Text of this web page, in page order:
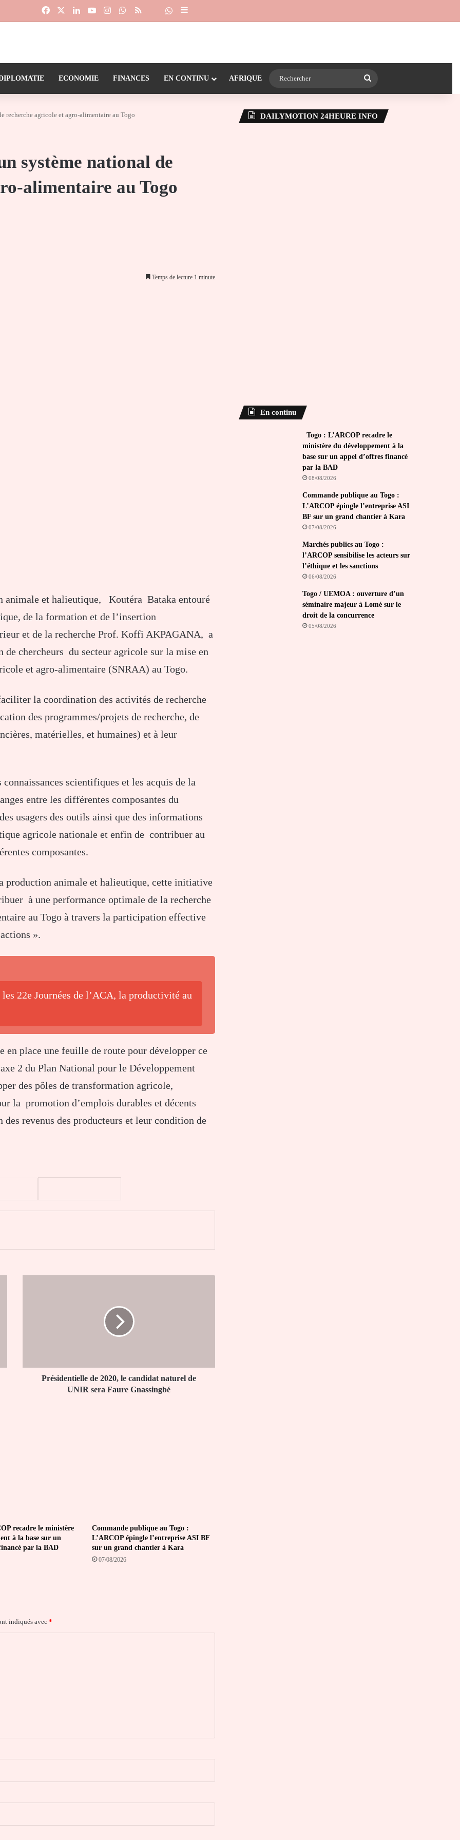
FacebookLinkedinYouTubeInstagramWhatsApp
RSS Dailymotion
Suivre la chaîne 24heureinfo sur WhatsApp
Sidebar (barre latérale)
ECONOMIE FINANCES EN CONTINU AFRIQUE
recherche agricole et agro-alimentaire au Togo
système national de
alimentaire au Togo
Temps de lecture 1 minute
email
animale et halieutique, Koutéra Bataka entouré
de la formation et de l’insertion
et de la recherche Prof. Koffi AKPAGANA, a
chercheurs du secteur agricole sur la mise en
et agro-alimentaire (SNRAA) au Togo.
la coordination des activités de recherche
des programmes/projets de recherche, de
matérielles, et humaines) et à leur
scientifiques et les acquis de la
entre les différentes composantes du
usagers des outils ainsi que des informations
agricole nationale et enfin de contribuer au
composantes.
production animale et halieutique, cette initiative
à une performance optimale de la recherche
au Togo à travers la participation effective
».
22e Journées de l’ACA, la productivité au
place une feuille de route pour développer ce
2 du Plan National pour le Développement
des pôles de transformation agricole,
la promotion d’emplois durables et décents
revenus des producteurs et leur condition de
sera
Présidentielle de 2020, le candidat naturel de
UNIR sera Faure Gnassingbé
recadre le ministère
à la base sur un
par la BAD
Commande publique au Togo :
L’ARCOP épingle l’entreprise ASI BF
sur un grand chantier à Kara
07/08/2026
indiqués avec*
DAILYMOTION 24HEURE INFO
En continu
Togo : L’ARCOP recadre le
ministère du développement à la
base sur un appel d’offres financé
par la BAD
08/08/2026
Commande publique au Togo :
L’ARCOP épingle l’entreprise ASI
BF sur un grand chantier à Kara
07/08/2026
Marchés publics au Togo :
l’ARCOP sensibilise les acteurs sur
l’éthique et les sanctions
06/08/2026
Togo / UEMOA : ouverture d’un
séminaire majeur à Lomé sur le
droit de la concurrence
05/08/2026